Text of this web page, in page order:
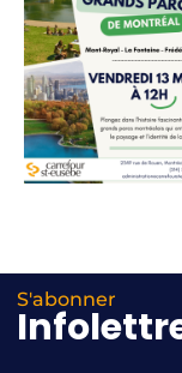
S'abonner